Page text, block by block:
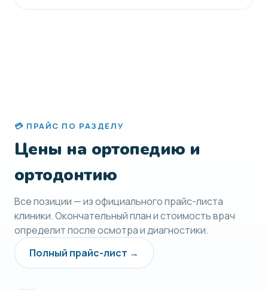
💳 ПРАЙС ПО РАЗДЕЛУ
Цены на ортопедию и
ортодонтию
Все позиции — из официального прайс-листа
клиники. Окончательный план и стоимость врач
определит после осмотра и диагностики.
Полный прайс-лист →